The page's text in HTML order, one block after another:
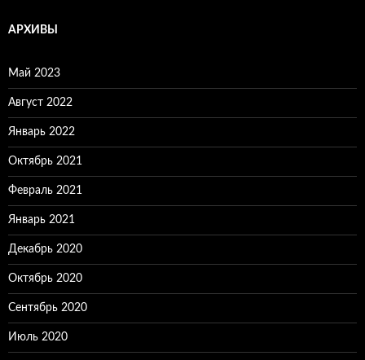
АРХИВЫ
Май 2023
Август 2022
Январь 2022
Октябрь 2021
Февраль 2021
Январь 2021
Декабрь 2020
Октябрь 2020
Сентябрь 2020
Июль 2020